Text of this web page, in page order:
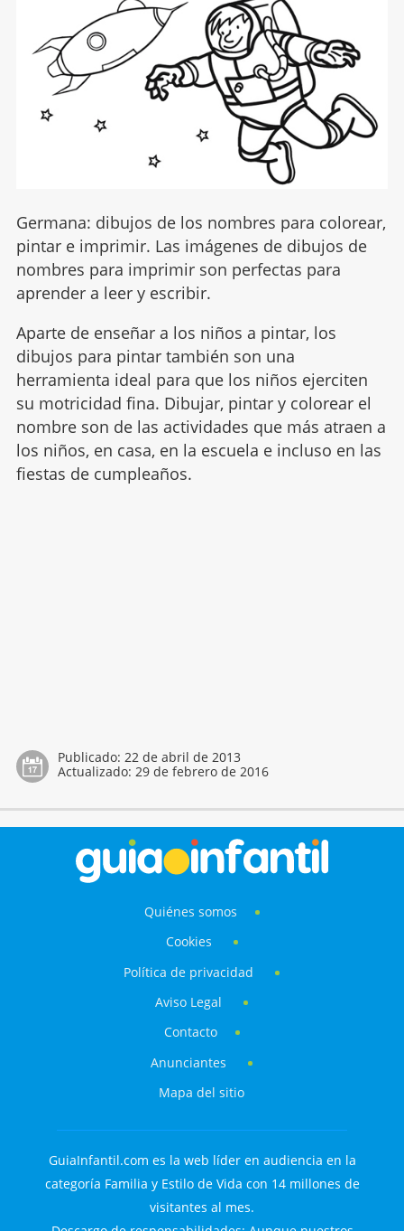
Germana: dibujos de los nombres para colorear,
pintar e imprimir. Las imágenes de dibujos de
nombres para imprimir son perfectas para
aprender a leer y escribir.
Aparte de enseñar a los niños a pintar, los
dibujos para pintar también son una
herramienta ideal para que los niños ejerciten
su motricidad fina. Dibujar, pintar y colorear el
nombre son de las actividades que más atraen a
los niños, en casa, en la escuela e incluso en las
fiestas de cumpleaños.
Publicado: 22 de abril de 2013
Actualizado: 29 de febrero de 2016
Quiénes somos
Cookies
Política de privacidad
Aviso Legal
Contacto
Anunciantes
Mapa del sitio
GuiaInfantil.com es la web líder en audiencia en la
categoría Familia y Estilo de Vida con 14 millones de
visitantes al mes.